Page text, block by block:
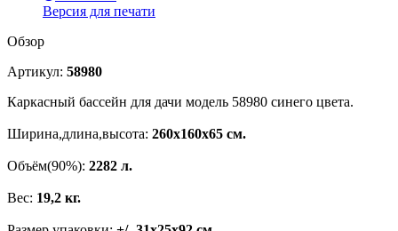
Версия для печати
Обзор
Артикул: 58980
Каркасный бассейн для дачи модель 58980 синего цвета.
Ширина,длина,высота: 260х160х65 см.
Объём(90%): 2282 л.
Вес: 19,2 кг.